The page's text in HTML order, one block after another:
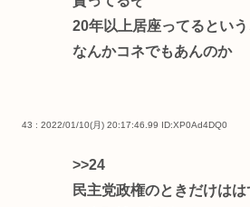
20年以上居座ってるとい
なんかコネでもあんのか
43 : 2022/01/10(月) 20:17:46.99 ID:XP0Ad4DQ0
>>24
民主党政権のときだけは